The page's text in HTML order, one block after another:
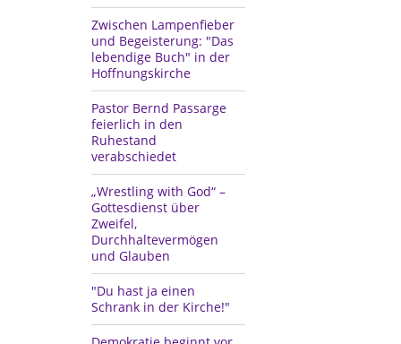
Zwischen Lampenfieber
und Begeisterung: "Das
lebendige Buch" in der
Hoffnungskirche
Pastor Bernd Passarge
feierlich in den
Ruhestand
verabschiedet
„Wrestling with God“ –
Gottesdienst über
Zweifel,
Durchhaltevermögen
und Glauben
"Du hast ja einen
Schrank in der Kirche!"